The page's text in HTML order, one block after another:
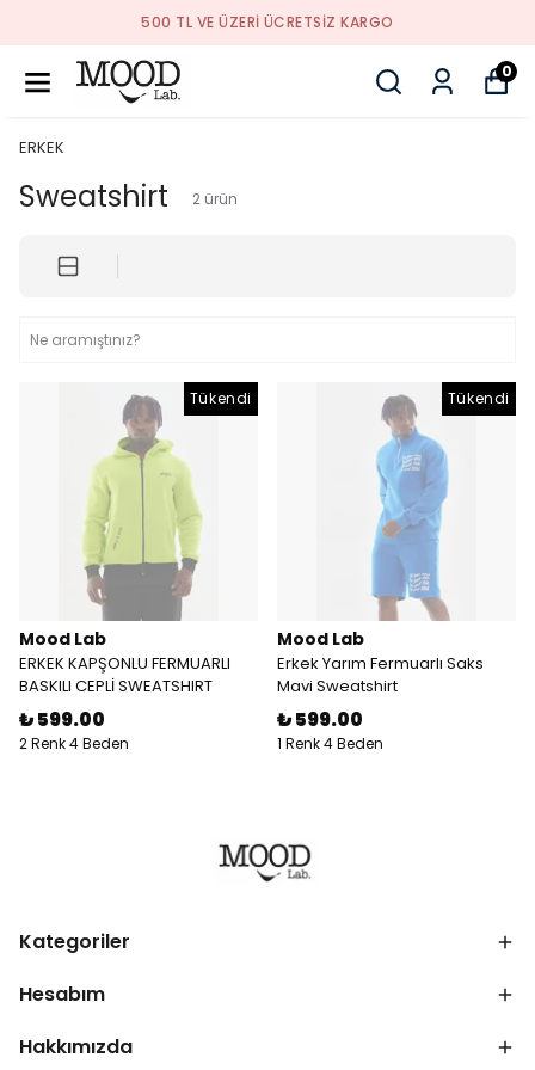
500 TL VE ÜZERI ÜCRETSIZ KARGO
0
ERKEK
Sweatshirt 2 ürün
Tükendi
Mood Lab
ERKEK KAPŞONLU FERMUARLI
BASKILI CEPLİ SWEATSHIRT
₺ 599.00
2 Renk 4 Beden
Tükendi
Mood Lab
Erkek Yarım Fermuarlı Saks
Mavi Sweatshirt
₺ 599.00
1 Renk 4 Beden
Kategoriler
Hesabım
Hakkımızda